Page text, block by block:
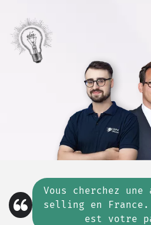
Vous cherchez
selling en
est votre